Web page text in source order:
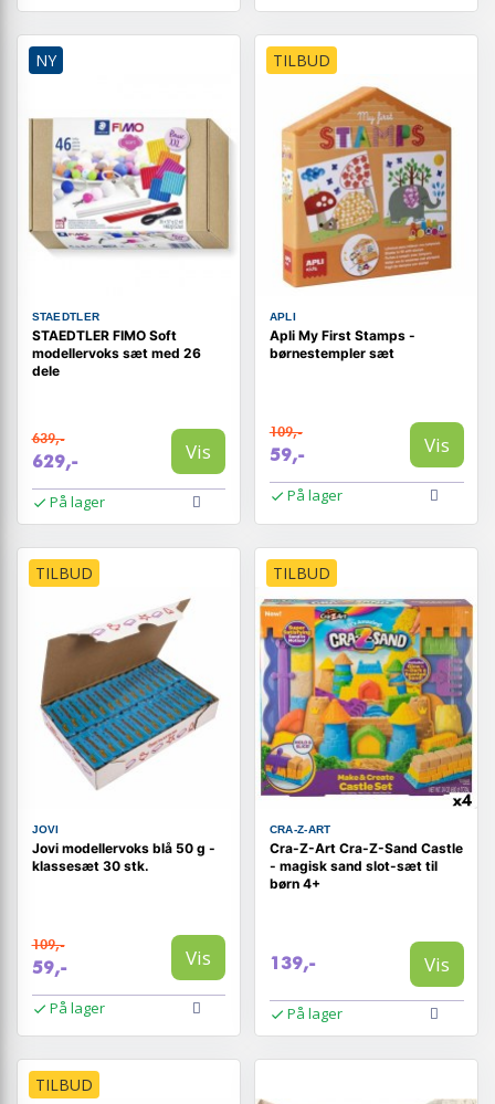
NY
STAEDTLER
STAEDTLER FIMO Soft
modellervoks sæt med 26
dele
639,-
629,- Vis
På lager
TILBUD
APLI
Apli My First Stamps -
børnestempler sæt
109,-
59,- Vis
På lager
TILBUD
JOVI
Jovi modellervoks blå 50 g -
klassesæt 30 stk.
109,-
59,- Vis
På lager
TILBUD
CRA-Z-ART
Cra-Z-Art Cra-Z-Sand Castle
- magisk sand slot-sæt til
børn 4+
139,- Vis
På lager
TILBUD